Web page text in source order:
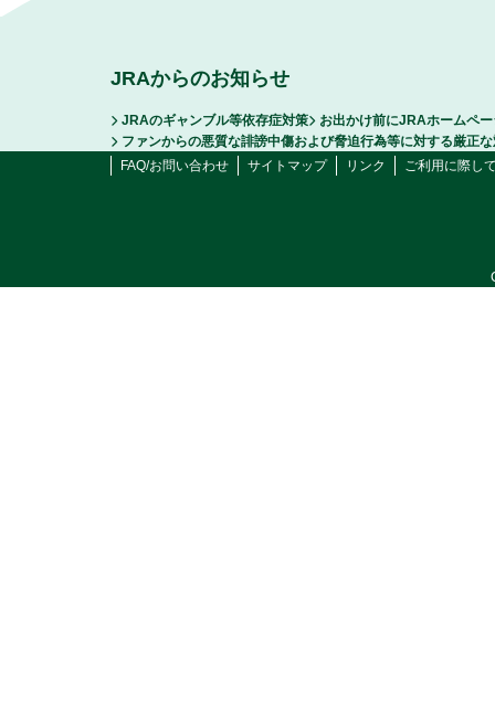
JRAからのお知らせ
JRAのギャンブル等依存症対策
お出かけ前にJRAホームペ
ファンからの悪質な誹謗中傷および脅迫行為等に対する厳正
FAQ/お問い合わせ
サイトマップ リンク ご利用に際し